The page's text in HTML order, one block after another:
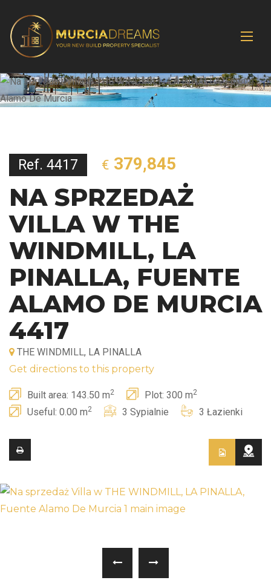
Ref. 4417 € 379,845
NA SPRZEDAŻ
VILLA W THE
WINDMILL, LA
PINALLA, FUENTE
ALAMO DE MURCIA
4417
THE WINDMILL, LA PINALLA
Get directions to this property
Built area: 143.50 m2 Plot: 300 m2
Useful: 0.00 m2 3 Sypialnie 3 Łazienki